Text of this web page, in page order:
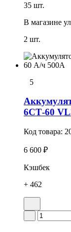
35 шт.
В магазине
2 шт.
5
6СТ-60
Код товара:
6 600 ₽
Кэшбек
+ 462